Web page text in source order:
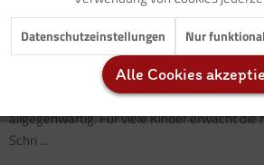
Sprachspiel: Quatschsätze(mit
In der heutigen Gesellschaft ist das Medium
Kommunikationsmittel. Bereits in frühester
allgegenwärtig. Für viele Kinder erwacht die
Schri ...
Tracking
Datenschutzeinstellungen Nur
Alle Cookies